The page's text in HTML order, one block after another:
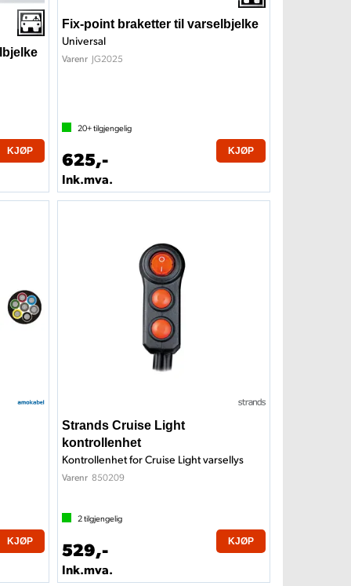
KJØP
Fix-point braketter til varselbjelke
Universal
Varenr JG2025
20+tilgjengelig
625,-
Ink.mva.
KJØP
KJØP
Strands Cruise Light
kontrollenhet
Kontrollenhet for Cruise Light varsellys
Varenr 850209
2tilgjengelig
529,-
Ink.mva.
KJØP